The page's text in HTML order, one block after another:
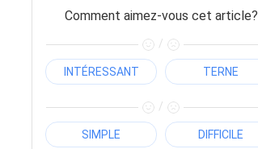
Comment aimez-vous cet article?
/
INTÉRESSANT TERNE
/
SIMPLE DIFFICILE